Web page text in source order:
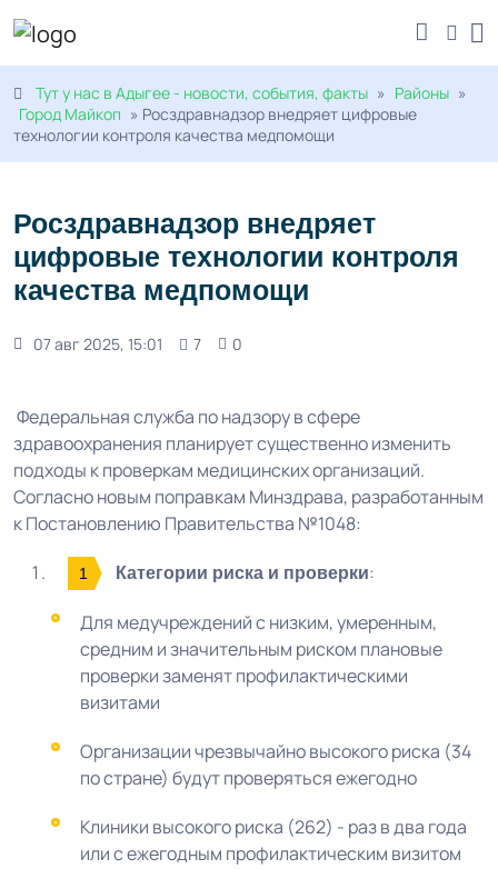
Тут у нас в Адыгее - новости, события, факты » Районы »
Город Майкоп » Росздравнадзор внедряет цифровые
технологии контроля качества медпомощи
Росздравнадзор внедряет
цифровые технологии контроля
качества медпомощи
07 авг 2025, 15:01 7 0
Федеральная служба по надзору в сфере
здравоохранения планирует существенно изменить
подходы к проверкам медицинских организаций.
Согласно новым поправкам Минздрава, разработанным
к Постановлению Правительства №1048:
Категории риска и проверки:
Для медучреждений с низким, умеренным,
средним и значительным риском плановые
проверки заменят профилактическими
визитами
Организации чрезвычайно высокого риска (34
по стране) будут проверяться ежегодно
Клиники высокого риска (262) - раз в два года
или с ежегодным профилактическим визитом